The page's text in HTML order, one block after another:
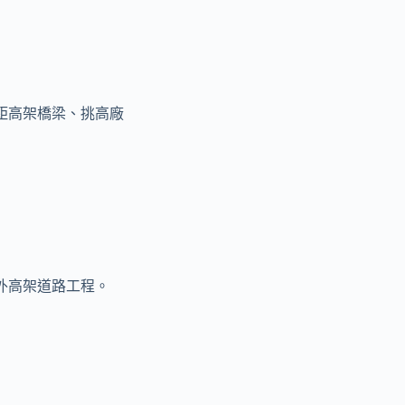
高架橋梁、挑高廠
架道路工程。